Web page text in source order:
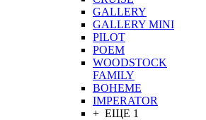
GALLERY
GALLERY MINI
PILOT
POEM
WOODSTOCK
FAMILY
BOHEME
IMPERATOR
+ ЕЩЕ 1